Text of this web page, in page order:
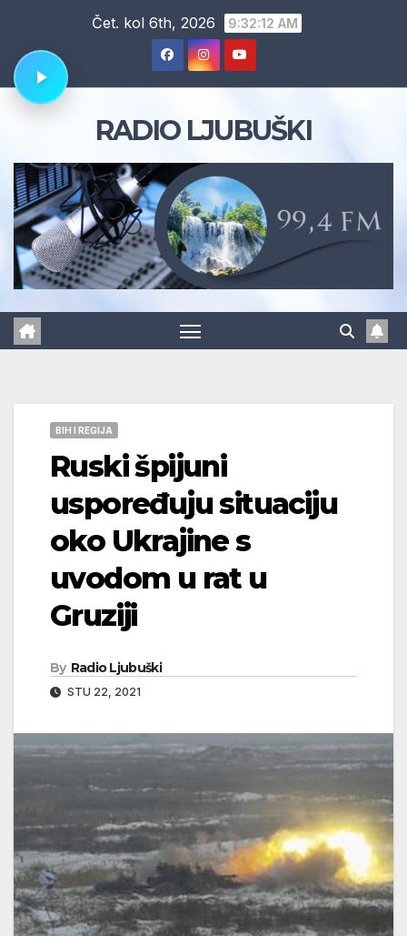
content
Čet. kol 6th, 2026 9:32:12 AM
RADIO LJUBUŠKI
BIH I REGIJA
Ruski špijuni
uspoređuju situaciju
oko Ukrajine s
uvodom u rat u
Gruziji
By Radio Ljubuški
STU 22, 2021